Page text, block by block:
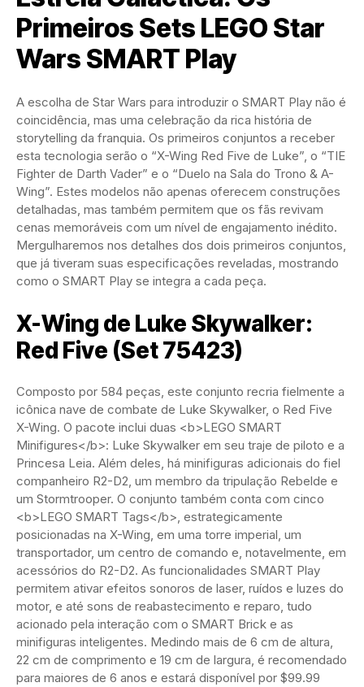
Primeiros Sets LEGO Star
Wars SMART Play
A escolha de Star Wars para introduzir o SMART Play não é
coincidência, mas uma celebração da rica história de
storytelling da franquia. Os primeiros conjuntos a receber
esta tecnologia serão o “X-Wing Red Five de Luke”, o “TIE
Fighter de Darth Vader” e o “Duelo na Sala do Trono & A-
Wing”. Estes modelos não apenas oferecem construções
detalhadas, mas também permitem que os fãs revivam
cenas memoráveis com um nível de engajamento inédito.
Mergulharemos nos detalhes dos dois primeiros conjuntos,
que já tiveram suas especificações reveladas, mostrando
como o SMART Play se integra a cada peça.
X-Wing de Luke Skywalker:
Red Five (Set 75423)
Composto por 584 peças, este conjunto recria fielmente a
icônica nave de combate de Luke Skywalker, o Red Five
X-Wing. O pacote inclui duas <b>LEGO SMART
Minifigures</b>: Luke Skywalker em seu traje de piloto e a
Princesa Leia. Além deles, há minifiguras adicionais do fiel
companheiro R2-D2, um membro da tripulação Rebelde e
um Stormtrooper. O conjunto também conta com cinco
<b>LEGO SMART Tags</b>, estrategicamente
posicionadas na X-Wing, em uma torre imperial, um
transportador, um centro de comando e, notavelmente, em
acessórios do R2-D2. As funcionalidades SMART Play
permitem ativar efeitos sonoros de laser, ruídos e luzes do
motor, e até sons de reabastecimento e reparo, tudo
acionado pela interação com o SMART Brick e as
minifiguras inteligentes. Medindo mais de 6 cm de altura,
22 cm de comprimento e 19 cm de largura, é recomendado
para maiores de 6 anos e estará disponível por $99.99